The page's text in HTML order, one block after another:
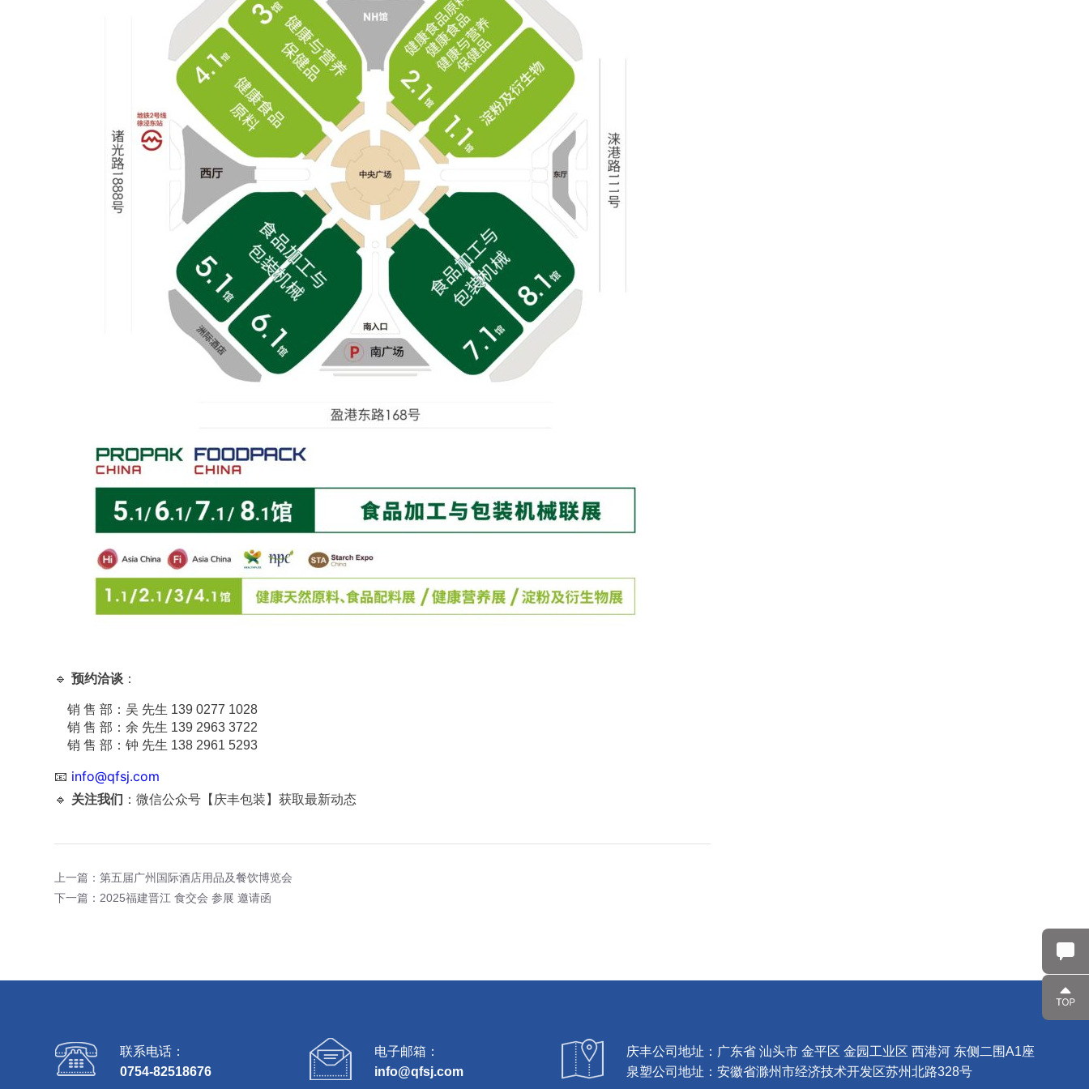
🔹预约洽谈 ：
销 售 部：吴 先生 139 0277 1028
销 售 部：余 先生 139 2963 3722
销 售 部：钟 先生 138 2961 5293
📧 info@qfsj.com
🔹 关注我们 ：微信公众号【庆丰包装】获取最新动态
上一篇：第五届广州国际酒店用品及餐饮博览会
下一篇：2025福建晋江 食交会 参展 邀请函
联系电话：
0754-82518676
电子邮箱：
info@qfsj.com
庆丰公司地址：广东省 汕头市 金平区 金园工业区 西港河 东侧二围A1座
泉塑公司地址：安徽省滁州市经济技术开发区苏州北路328号